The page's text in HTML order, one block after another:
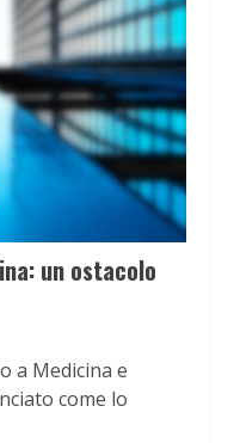
un ostacolo
a Medicina e
come lo